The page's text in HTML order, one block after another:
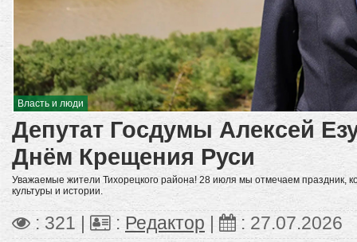
Власть и люди
Депутат Госдумы Алексей
Днём Крещения Руси
Уважаемые жители Тихорецкого района! 28 июля мы отмечаем праздник,
культуры и истории.
: 321 | : Редактор : 27.07.2026